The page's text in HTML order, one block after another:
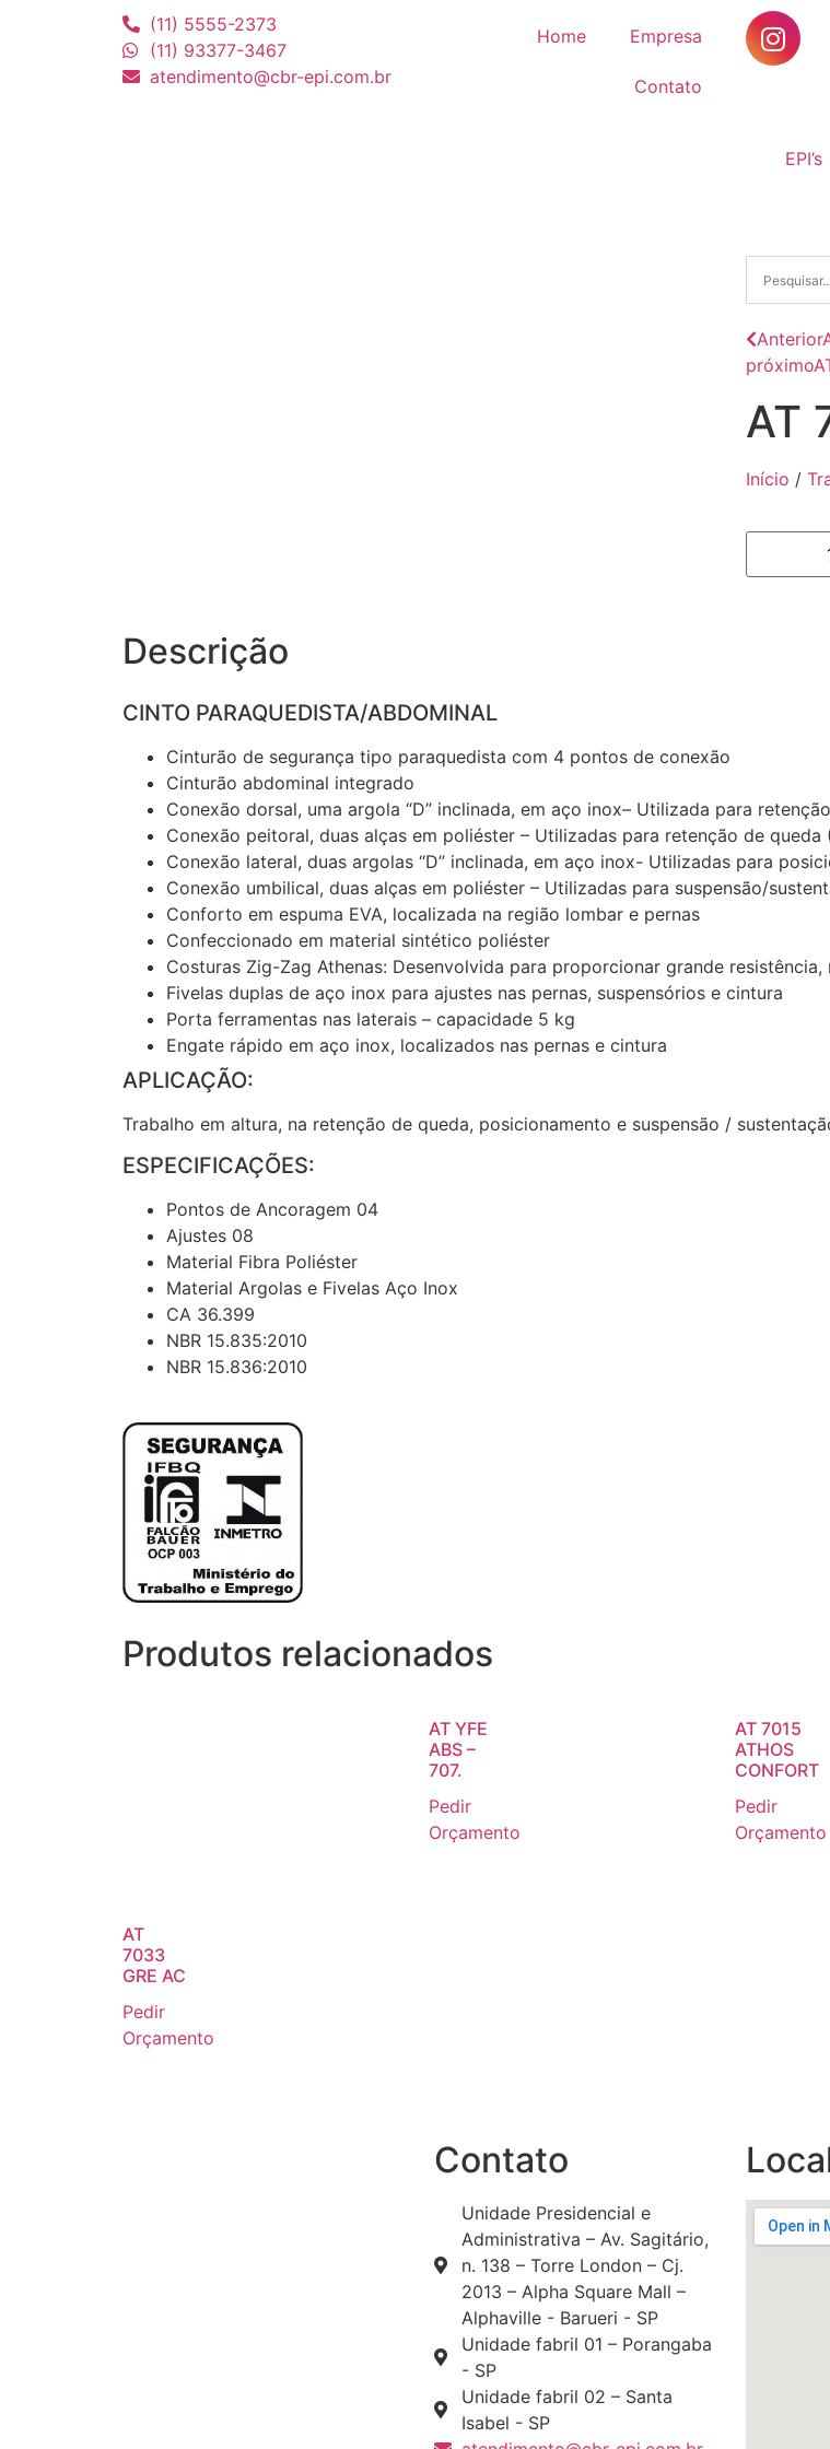
(11) 5555-2373
(11) 93377-3467
atendimento@cbr-epi.com.br
Home Empresa
Contato
EPI’s
Anterior
próximo
AT
Início /
Descrição
CINTO PARAQUEDISTA/ABDOMINAL
Cinturão de segurança tipo paraquedista com 4 pontos de conexão
Cinturão abdominal integrado
Conexão dorsal, uma argola “D” inclinada, em aço inox– Utilizada para
Conexão peitoral, duas alças em poliéster – Utilizadas para retenção de queda
Conexão lateral, duas argolas “D” inclinada, em aço inox- Utilizadas para
Conexão umbilical, duas alças em poliéster – Utilizadas para suspensão/
Conforto em espuma EVA, localizada na região lombar e pernas
Confeccionado em material sintético poliéster
Costuras Zig-Zag Athenas: Desenvolvida para proporcionar grande
Fivelas duplas de aço inox para ajustes nas pernas, suspensórios e cintura
Porta ferramentas nas laterais – capacidade 5 kg
Engate rápido em aço inox, localizados nas pernas e cintura
APLICAÇÃO:
Trabalho em altura, na retenção de queda, posicionamento e suspensão /
ESPECIFICAÇÕES:
Pontos de Ancoragem 04
Ajustes 08
Material Fibra Poliéster
Material Argolas e Fivelas Aço Inox
CA 36.399
NBR 15.835:2010
NBR 15.836:2010
Produtos relacionados
AT YFE
ABS –
707.
Pedir
Orçamento
AT 7015
ATHOS
CONFORT
Pedir
Orçamento
AT
7033
GRE AC
Pedir
Orçamento
Contato
Unidade Presidencial e
Administrativa – Av. Sagitário,
n. 138 – Torre London – Cj.
2013 – Alpha Square Mall –
Alphaville - Barueri - SP
Unidade fabril 01 – Porangaba
- SP
Unidade fabril 02 – Santa
Isabel - SP